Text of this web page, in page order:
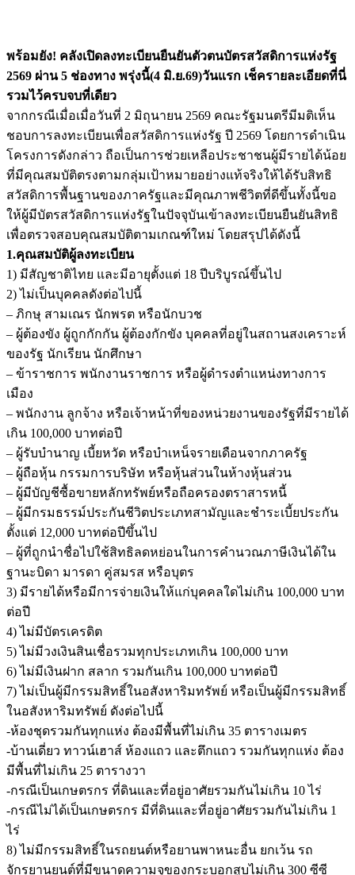
พร้อมยัง! คลังเปิดลงทะเบียนยืนยันตัวตนบัตรสวัสดิการแห่งรัฐ
2569 ผ่าน 5 ช่องทาง พรุ่งนี้(4 มิ.ย.69)วันแรก เช็ครายละเอียดที่นี่
รวมไว้ครบจบที่เดียว
จากกรณีเมื่อเมื่อวันที่ 2 มิถุนายน 2569 คณะรัฐมนตรีมีมติเห็น
ชอบการลงทะเบียนเพื่อสวัสดิการแห่งรัฐ ปี 2569 โดยการดำเนิน
โครงการดังกล่าว ถือเป็นการช่วยเหลือประชาชนผู้มีรายได้น้อย
ที่มีคุณสมบัติตรงตามกลุ่มเป้าหมายอย่างแท้จริงให้ได้รับสิทธิ
สวัสดิการพื้นฐานของภาครัฐและมีคุณภาพชีวิตที่ดีขึ้นทั้งนี้ขอ
ให้ผู้มีบัตรสวัสดิการแห่งรัฐในปัจจุบันเข้าลงทะเบียนยืนยันสิทธิ
เพื่อตรวจสอบคุณสมบัติตามเกณฑ์ใหม่ โดยสรุปได้ดังนี้
1.คุณสมบัติผู้ลงทะเบียน
1) มีสัญชาติไทย และมีอายุตั้งแต่ 18 ปีบริบูรณ์ขึ้นไป
2) ไม่เป็นบุคคลดังต่อไปนี้
– ภิกษุ สามเณร นักพรต หรือนักบวช
– ผู้ต้องขัง ผู้ถูกกักกัน ผู้ต้องกักขัง บุคคลที่อยู่ในสถานสงเคราะห์
ของรัฐ นักเรียน นักศึกษา
– ข้าราชการ พนักงานราชการ หรือผู้ดำรงตำแหน่งทางการ
เมือง
– พนักงาน ลูกจ้าง หรือเจ้าหน้าที่ของหน่วยงานของรัฐที่มีรายได้
เกิน 100,000 บาทต่อปี
– ผู้รับบำนาญ เบี้ยหวัด หรือบำเหน็จรายเดือนจากภาครัฐ
– ผู้ถือหุ้น กรรมการบริษัท หรือหุ้นส่วนในห้างหุ้นส่วน
– ผู้มีบัญชีซื้อขายหลักทรัพย์หรือถือครองตราสารหนี้
– ผู้มีกรมธรรม์ประกันชีวิตประเภทสามัญและชำระเบี้ยประกัน
ตั้งแต่ 12,000 บาทต่อปีขึ้นไป
– ผู้ที่ถูกนำชื่อไปใช้สิทธิลดหย่อนในการคำนวณภาษีเงินได้ใน
ฐานะบิดา มารดา คู่สมรส หรือบุตร
3) มีรายได้หรือมีการจ่ายเงินให้แก่บุคคลใดไม่เกิน 100,000 บาท
ต่อปี
4) ไม่มีบัตรเครดิต
5) ไม่มีวงเงินสินเชื่อรวมทุกประเภทเกิน 100,000 บาท
6) ไม่มีเงินฝาก สลาก รวมกันเกิน 100,000 บาทต่อปี
7) ไม่เป็นผู้มีกรรมสิทธิ์ในอสังหาริมทรัพย์ หรือเป็นผู้มีกรรมสิทธิ์
ในอสังหาริมทรัพย์ ดังต่อไปนี้
-ห้องชุดรวมกันทุกแห่ง ต้องมีพื้นที่ไม่เกิน 35 ตารางเมตร
-บ้านเดี่ยว ทาวน์เฮาส์ ห้องแถว และตึกแถว รวมกันทุกแห่ง ต้อง
มีพื้นที่ไม่เกิน 25 ตารางวา
-กรณีเป็นเกษตรกร ที่ดินและที่อยู่อาศัยรวมกันไม่เกิน 10 ไร่
-กรณีไม่ได้เป็นเกษตรกร มีที่ดินและที่อยู่อาศัยรวมกันไม่เกิน 1
ไร่
8) ไม่มีกรรมสิทธิ์ในรถยนต์หรือยานพาหนะอื่น ยกเว้น รถ
จักรยานยนต์ที่มีขนาดความจุของกระบอกสูบไม่เกิน 300 ซีซี